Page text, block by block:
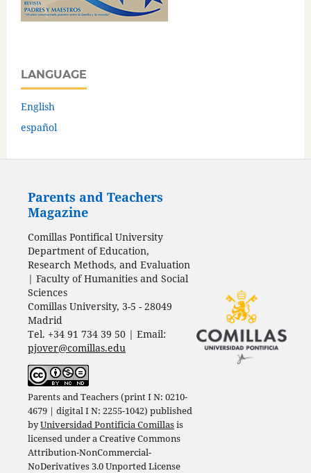
LANGUAGE
English
español
Parents and Teachers
Magazine
Comillas Pontifical University
Department of Education,
Research Methods, and Evaluation
| Faculty of Humanities and Social
Sciences
Comillas University, 3-5 - 28049
Madrid
Tel. +34 91 734 39 50 | Email:
pjover@comillas.edu
Parents and Teachers (print I N: 0210-
4679 | digital I N: 2255-1042) published
byUniversidad Pontificia Comillasis
licensed under aCreative Commons
Attribution-NonCommercial-
NoDerivatives 3.0 Unported License